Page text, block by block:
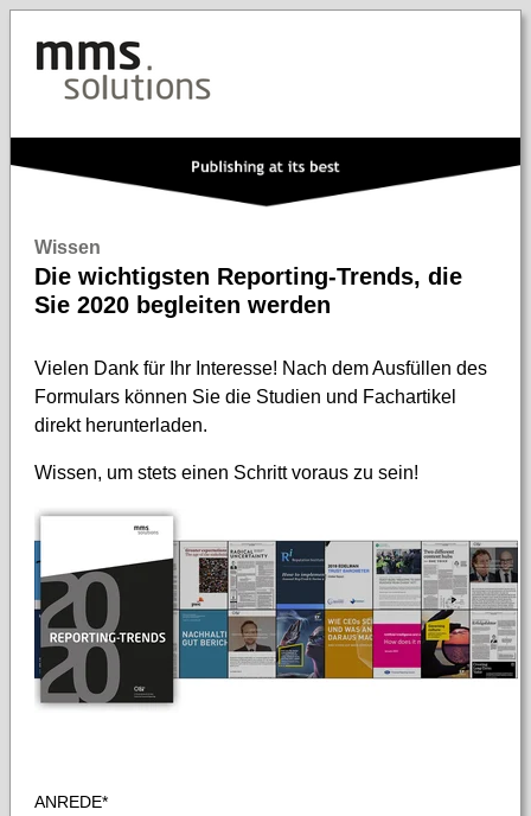
Wissen
Die wichtigsten Reporting-Trends, die
Sie 2020 begleiten werden
Vielen Dank für Ihr Interesse! Nach dem Ausfüllen des
Formulars können Sie die Studien und Fachartikel
direkt herunterladen.
Wissen, um stets einen Schritt voraus zu sein!
ANREDE*